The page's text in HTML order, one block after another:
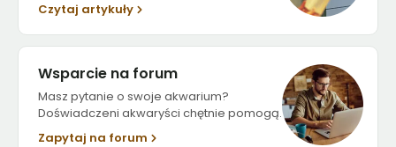
Czytaj artykuły
Wsparcie na forum
Masz pytanie o swoje akwarium?
Doświadczeni akwaryści chętnie pomogą.
Zapytaj na forum